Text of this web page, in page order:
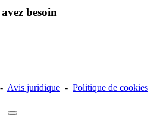
besoin
- Avis juridique - Politique de cookies